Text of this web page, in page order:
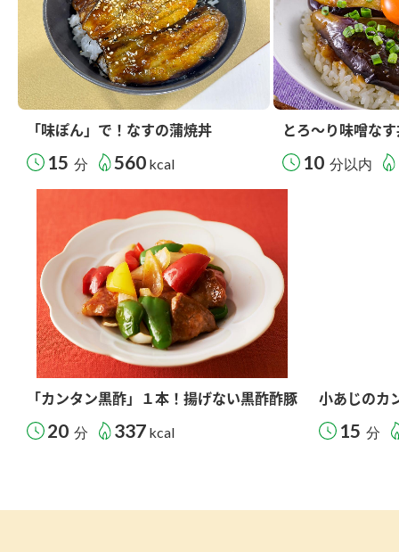
「味ぽん」で！なすの蒲焼丼
15 分 560 kcal
とろ～り味噌な
10 分以内
「カンタン黒酢」１本！揚げない黒酢酢豚
20 分 337 kcal
小あじのカ
15 分